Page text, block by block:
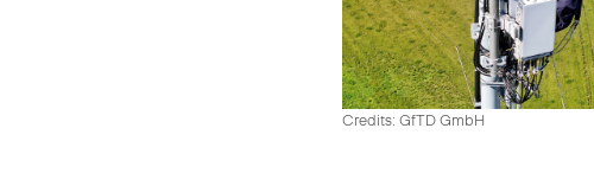
Credits: GfTD GmbH